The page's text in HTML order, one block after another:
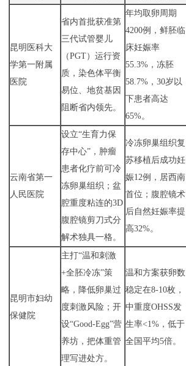
昆明医科大
学第一附属
医院
省内首批获准第
三代试管婴儿
（PGT）运行资
质，染色体平衡
易位、地贫基因
阻断省内领先。
年均取卵周期
4200例，鲜胚临
床妊娠率
55.3%，冻胚
58.7%，30岁以
下患者高达
65%。
云南省第一
人民医院
设立“生育力保
存中心”，肿瘤
患者化疗前可冷
冻卵巢组织；盆
腔重度粘连的3D
腹腔镜剪刀式分
解术独具一格。
冷冻卵巢组织复
苏移植后成功妊
娠12例，居西南
首位；腹腔镜术
后自然妊娠率提
高32%。
昆明市妇幼
保健院
主打“温和刺激
+全胚冷冻”策
略，降低卵巢过
度刺激风险；开
设“Good-Egg”营
养坊，把体重管
理写进处方。
温和方案获卵数
稳定在8-10枚，
中重度OHSS发
生率<1%，低于
全国平均5倍。